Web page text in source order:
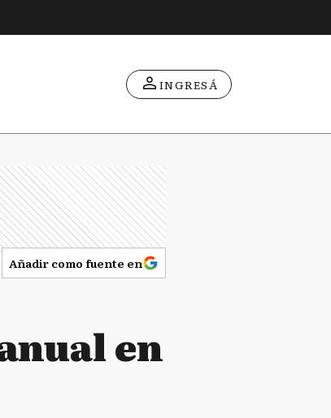
INGRESÁ
Añadir como fuente en
en